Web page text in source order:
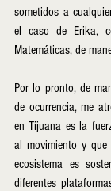
sometidos a
el caso de Erika,
Matemáticas, de
Por lo pronto, de
de ocurrencia, me
en Tijuana es la
al movimiento y
ecosistema es
diferentes